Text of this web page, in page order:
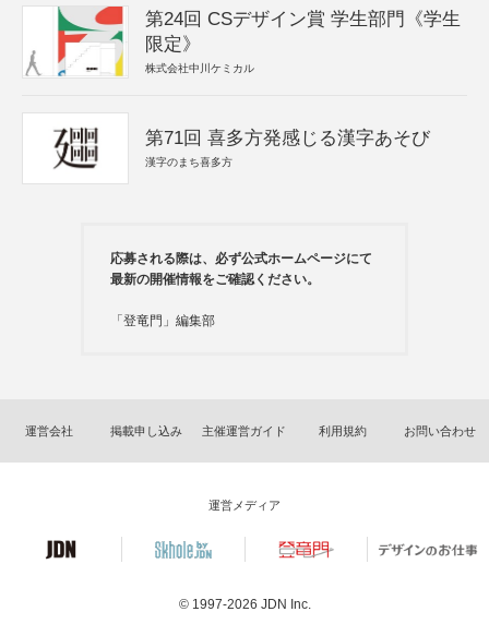
第24回 CSデザイン賞 学生部門《学生
限定》
株式会社中川ケミカル
第71回 喜多方発感じる漢字あそび
漢字のまち喜多方
応募される際は、必ず公式ホームページにて
最新の開催情報をご確認ください。
「登竜門」編集部
運営会社 掲載申し込み 主催運営ガイド 利用規約 お問い合わせ
運営メディア
© 1997-2026 JDN Inc.